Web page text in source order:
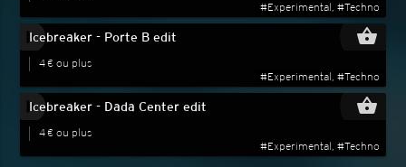
#Experimental, #Techno
play_circle_filled shopping_basket
Icebreaker - Porte B edit
4 € ou plus
#Experimental, #Techno
play_circle_filled shopping_basket
Icebreaker - Dada Center edit
4 € ou plus
#Experimental, #Techno